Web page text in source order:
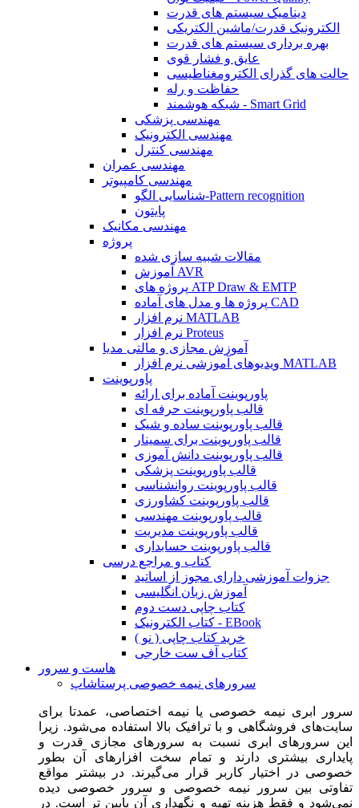
دینامیک سیستم های قدرت
الکترونیک قدرت/ماشین الکتریکی
بهره برداری سیستم های قدرت
عایق و فشار قوی
حالت های گذرای الکترومغناطیسی
حفاظت و رله
شبکه هوشمند - Smart Grid
مهندسی پزشکی
مهندسی الکترونیک
مهندسی کنترل
مهندسی عمران
مهندسی کامپیوتر
شناسایی الگو-Pattern recognition
پایتون
مهندسی مکانیک
پروژه
مقالات شبیه سازی شده
آموزش AVR
پروژه های ATP Draw & EMTP
پروژه ها و مدل های آماده CAD
نرم افزار MATLAB
نرم افزار Proteus
آموزش مجازی و مالتی مدیا
ویدیوهای آموزشی نرم افزار MATLAB
پاورپوینت
پاورپوینت آماده برای ارائه
قالب پاورپوینت حرفه ای
قالب پاورپوینت ساده و شیک
قالب پاورپوینت برای سمینار
قالب پاورپوینت دانش آموزی
قالب پاورپوینت پزشکی
قالب پاورپوینت روانشناسی
قالب پاورپوینت کشاورزی
قالب پاورپوینت مهندسی
قالب پاورپوینت مدیریت
قالب پاورپوینت حسابداری
کتاب و مراجع درسی
جزوات آموزشی دارای مجوز از اساتید
آموزش زبان انگلیسی
کتاب چاپی دست دوم
کتاب الکترونیک - EBook
خرید کتاب چاپی ( نو )
کتاب آف ست خارجی
هاست و سرور
سرورهای نیمه خصوصی پرستاشاپ
سرور ابری نیمه خصوصی یا نیمه اختصاصی، عمدتا برای
سایت‌های فروشگاهی و با ترافیک بالا استفاده می‌شود. زیرا
این سرورهای ابری نسبت به سرورهای مجازی قدرت و
پایداری بیشتری دارند و تمام سخت افزارهای آن بطور
خصوصی در اختیار کاربر قرار می‌گیرند. در بیشتر مواقع
تفاوتی بین سرور نیمه خصوصی و سرور خصوصی دیده
نمی‌شود و فقط هزینه تهیه و نگهداری آن پایین تر است. در